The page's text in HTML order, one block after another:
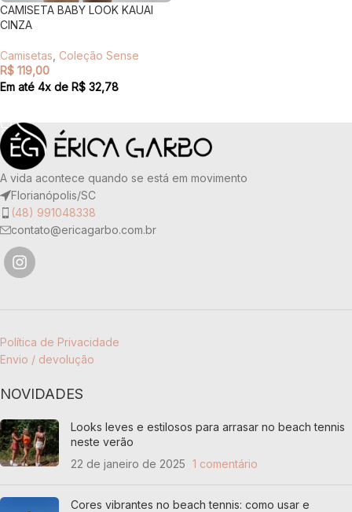
CAMISETA BABY LOOK KAUAI
CINZA
Camisetas Coleção Sense
R$ 119,00
Em até 4x de R$ 32,78
A vida acontece quando se está em movimento
Florianópolis/SC
(48) 991048338
contato@ericagarbo.com.br
Política de Privacidade
Envio / devolução
NOVIDADES
Looks leves e estilosos para arrasar no beach tennis
neste verão
22 de janeiro de 2025 1 comentário
Cores vibrantes no beach tennis: como usar e